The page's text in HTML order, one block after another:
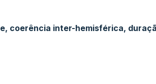
coerência inter-hemisférica,